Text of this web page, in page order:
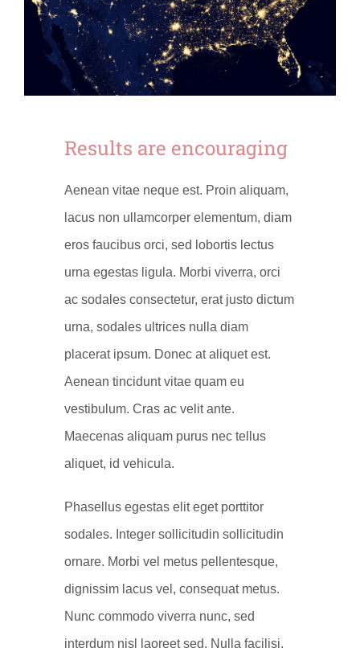
Results are encouraging
Aenean vitae neque est. Proin aliquam,
lacus non ullamcorper elementum, diam
eros faucibus orci, sed lobortis lectus
urna egestas ligula. Morbi viverra, orci
ac sodales consectetur, erat justo dictum
urna, sodales ultrices nulla diam
placerat ipsum. Donec at aliquet est.
Aenean tincidunt vitae quam eu
vestibulum. Cras ac velit ante.
Maecenas aliquam purus nec tellus
aliquet, id vehicula.
Phasellus egestas elit eget porttitor
sodales. Integer sollicitudin sollicitudin
ornare. Morbi vel metus pellentesque,
dignissim lacus vel, consequat metus.
Nunc commodo viverra nunc, sed
interdum nisl laoreet sed. Nulla facilisi.